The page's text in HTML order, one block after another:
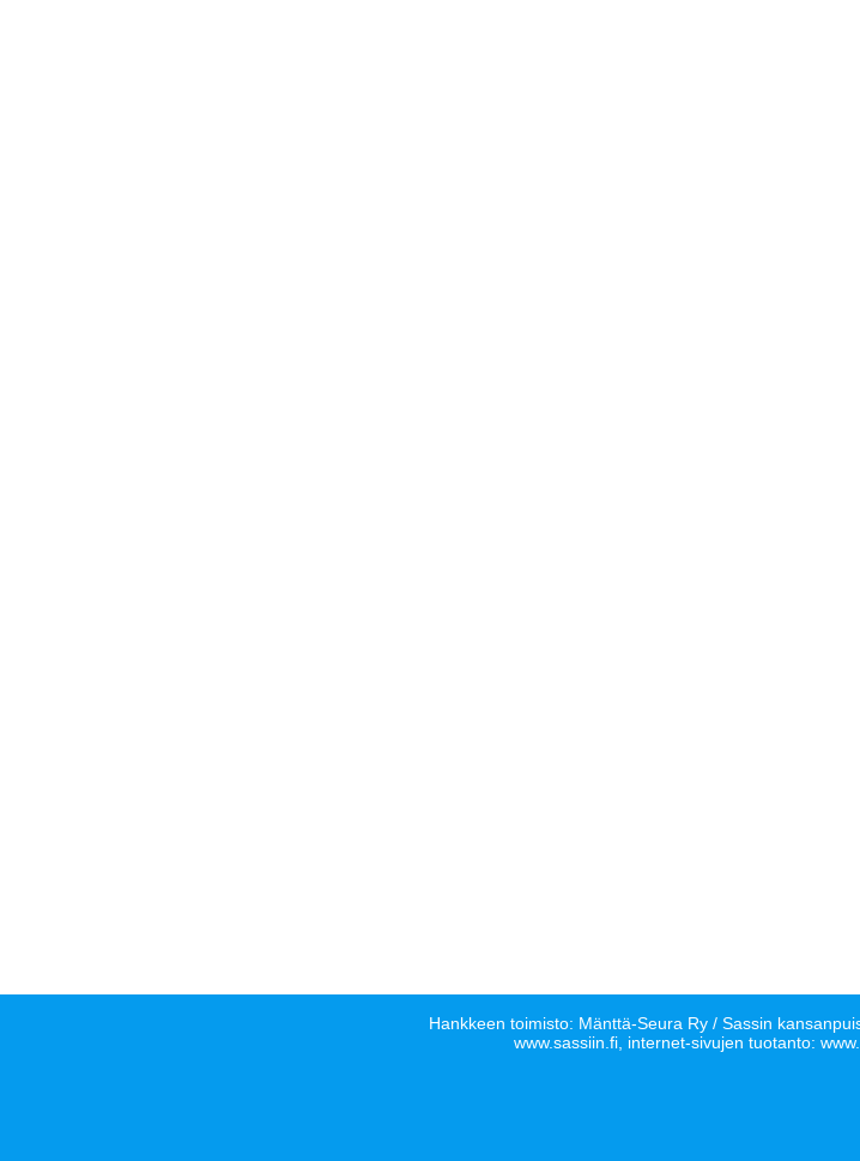
Hankkeen toimisto: Mänttä-Seura Ry / Sassin
www.sassiin.fi, internet-sivujen tuotanto: